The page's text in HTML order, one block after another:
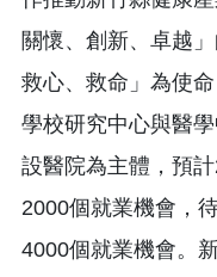
關懷、創新、卓越
救心、救命」為使
學校研究中心與醫
設醫院為主體，預
2000個就業機會，
4000個就業機會。